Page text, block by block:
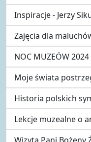
Inspiracje - Jerzy
Zajęcia dla
NOC MUZEÓW 2024
Moje świata
Historia polskich
Lekcje muzealne o